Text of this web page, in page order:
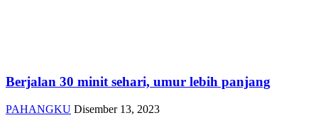
Berjalan 30 minit sehari, umur lebih panjang
PAHANGKU Disember 13, 2023